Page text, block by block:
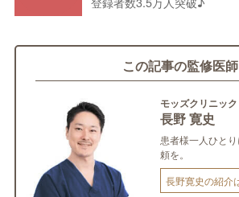
この記事の監修医師
モッズクリニッ
長野 寛史
患者様一人ひと
頼を。
長野寛史の紹介